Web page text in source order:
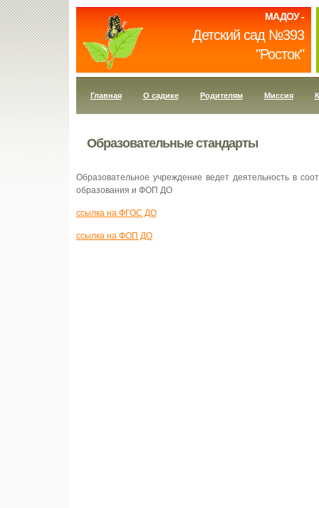
МАДОУ -
Детский сад №393
"Росток"
Главная О садике Родителям Миссия
Образовательные стандарты
Образовательное учреждение ведет деятельность в
образования и ФОП ДО
ссылка на ФГОС ДО
ссылка на ФОП ДО